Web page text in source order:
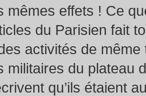
mêmes effets ! Ce
du Parisien fait
activités de même
militaires du plateau
qu’ils étaient